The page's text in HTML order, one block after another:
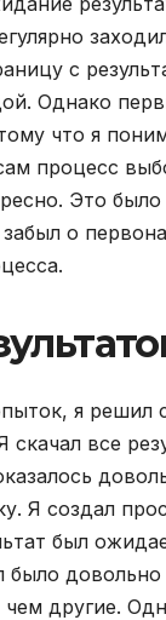
с
Однако
что я
процесс
Это
о
я решил
скачал все
Я создал
был
было
другие.